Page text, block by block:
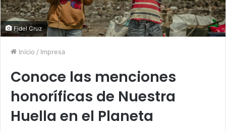
Fidel Cruz
Inicio / Impresa
Conoce las menciones
honoríficas de Nuestra
Huella en el Planeta